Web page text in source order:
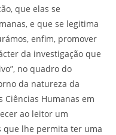
que elas se
e que se legitima
enfim, promover
da investigação que
no quadro do
da natureza da
Ciências Humanas em
ao leitor um
que lhe permita ter uma